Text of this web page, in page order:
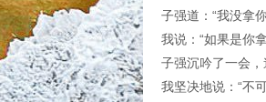
子强道：“我没拿
我说：“如果是你
子强沉吟了一会
我坚决地说：“不